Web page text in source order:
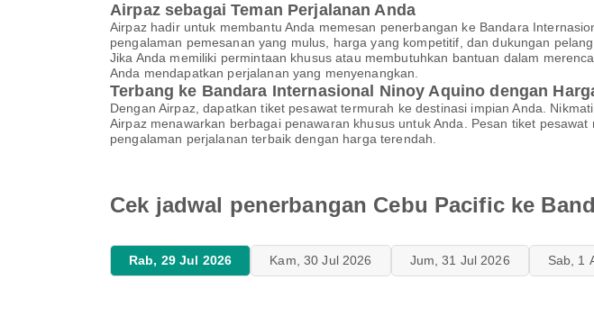
Airpaz sebagai Teman Perjalanan Anda
Airpaz hadir untuk membantu Anda memesan penerbangan ke Bandara
pengalaman pemesanan yang mulus, harga yang kompetitif, dan dukungan
Jika Anda memiliki permintaan khusus atau membutuhkan bantuan dalam
Anda mendapatkan perjalanan yang menyenangkan.
Terbang ke Bandara Internasional Ninoy Aquino dengan
Dengan Airpaz, dapatkan tiket pesawat termurah ke destinasi impian Anda.
Airpaz menawarkan berbagai penawaran khusus untuk Anda. Pesan tiket pesawat
pengalaman perjalanan terbaik dengan harga terendah.
Cek jadwal penerbangan Cebu Pacific ke
Rab, 29 Jul 2026 Kam, 30 Jul 2026 Jum, 31 Jul 2026 Sab, 1